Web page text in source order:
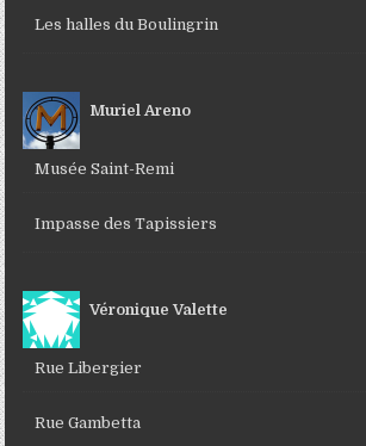
Les halles du Boulingrin
Muriel Areno
Musée Saint-Remi
Impasse des Tapissiers
Véronique Valette
Rue Libergier
Rue Gambetta